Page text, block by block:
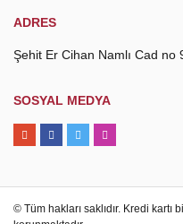
ADRES
Şehit Er Cihan Namlı Cad no
SOSYAL MEDYA
© Tüm hakları saklıdır. Kredi